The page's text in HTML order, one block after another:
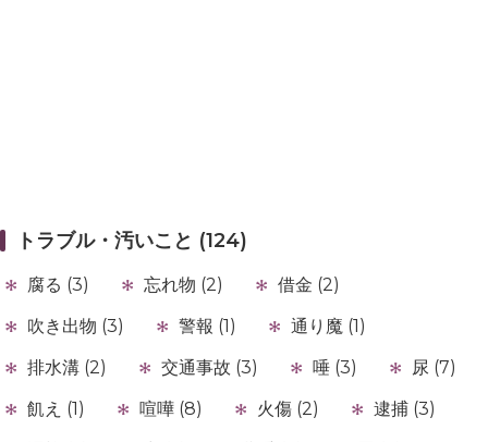
トラブル・汚いこと (124)
腐る (3) 忘れ物 (2)
借金 (2)
吹き出物 (3)
警報 (1)
通り魔 (1)
排水溝 (2)
交通事故 (3) 唾 (3)
尿 (7)
飢え (1)
喧嘩 (8) 火傷 (2)
逮捕 (3)